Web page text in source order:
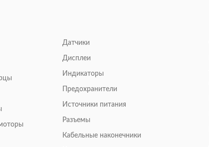
Датчики
Дисплеи
Индикаторы
Предохранители
Источники питания
Разъемы
Кабельные наконечники